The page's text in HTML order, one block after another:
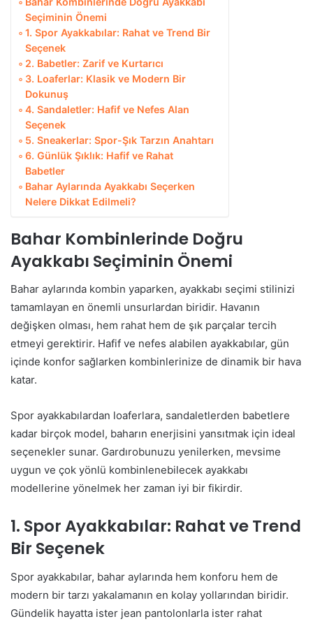
Seçiminin Önemi
1. Spor Ayakkabılar: Rahat ve Trend Bir
Seçenek
2. Babetler: Zarif ve Kurtarıcı
3. Loaferlar: Klasik ve Modern Bir
Dokunuş
4. Sandaletler: Hafif ve Nefes Alan
Seçenek
5. Sneakerlar: Spor-Şık Tarzın Anahtarı
6. Günlük Şıklık: Hafif ve Rahat
Babetler
Bahar Aylarında Ayakkabı Seçerken
Nelere Dikkat Edilmeli?
Bahar Kombinlerinde Doğru
Ayakkabı Seçiminin Önemi
Bahar aylarında kombin yaparken, ayakkabı seçimi stilinizi
tamamlayan en önemli unsurlardan biridir. Havanın
değişken olması, hem rahat hem de şık parçalar tercih
etmeyi gerektirir. Hafif ve nefes alabilen ayakkabılar, gün
içinde konfor sağlarken kombinlerinize de dinamik bir hava
katar.
Spor ayakkabılardan loaferlara, sandaletlerden babetlere
kadar birçok model, baharın enerjisini yansıtmak için ideal
seçenekler sunar. Gardırobunuzu yenilerken, mevsime
uygun ve çok yönlü kombinlenebilecek ayakkabı
modellerine yönelmek her zaman iyi bir fikirdir.
1. Spor Ayakkabılar: Rahat ve Trend
Bir Seçenek
Spor ayakkabılar, bahar aylarında hem konforu hem de
modern bir tarzı yakalamanın en kolay yollarından biridir.
Gündelik hayatta ister jean pantolonlarla ister rahat